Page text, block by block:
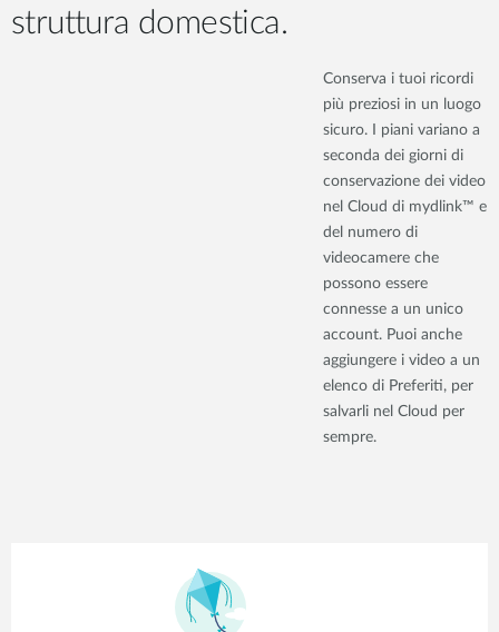
struttura domestica.
Conserva i tuoi ricordi
più preziosi in un luogo
sicuro. I piani variano a
seconda dei giorni di
conservazione dei video
nel Cloud di mydlink™ e
del numero di
videocamere che
possono essere
connesse a un unico
account. Puoi anche
aggiungere i video a un
elenco di Preferiti, per
salvarli nel Cloud per
sempre.